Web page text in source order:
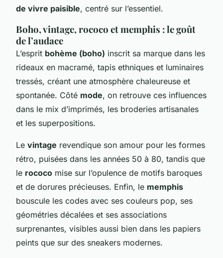
de vivre paisible, centré sur l’essentiel.
Boho, vintage, rococo et memphis : le goût
de l’audace
L’esprit bohème (boho) inscrit sa marque dans les
rideaux en macramé, tapis ethniques et luminaires
tressés, créant une atmosphère chaleureuse et
spontanée. Côté mode, on retrouve ces influences
dans le mix d’imprimés, les broderies artisanales
et les superpositions.
Le vintage revendique son amour pour les formes
rétro, puisées dans les années 50 à 80, tandis que
le rococo mise sur l’opulence de motifs baroques
et de dorures précieuses. Enfin, le memphis
bouscule les codes avec ses couleurs pop, ses
géométries décalées et ses associations
surprenantes, visibles aussi bien dans les papiers
peints que sur des sneakers modernes.